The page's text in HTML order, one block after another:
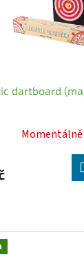
dartboard